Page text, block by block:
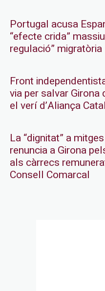
Portugal acusa
“efecte crida”
regulació” migratòria
Front
via per salvar Girona
el verí d’Aliança
La “dignitat” a
renuncia a Girona
als càrrecs
Consell Comarcal